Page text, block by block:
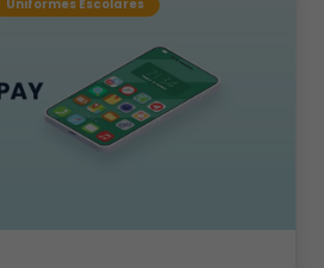
Uniformes Escolares